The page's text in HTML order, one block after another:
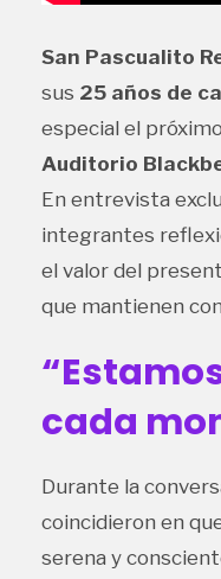
San Pascualito
sus 25 años de
especial el próximo
Auditorio
En entrevista
integrantes
el valor del
que mantienen
cada
Durante la
coincidieron en
serena y